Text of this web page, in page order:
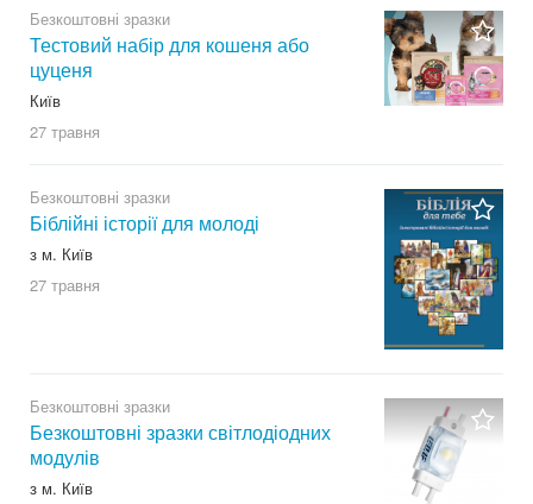
Безкоштовні зразки
Тестовий набір для кошеня або
цуценя
Київ
27 травня
Безкоштовні зразки
Біблійні історії для молоді
з м. Київ
27 травня
Безкоштовні зразки
Безкоштовні зразки світлодіодних
модулів
з м. Київ